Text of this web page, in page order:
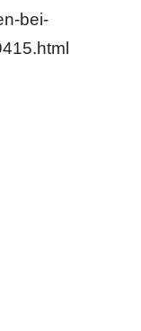
bei-